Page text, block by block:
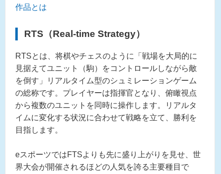
作品とは
RTS（Real-time Strategy）
RTSとは、将棋やチェスのように「戦場を大局的に
見据えてユニット（駒）をコントロールしながら敵
を倒す」リアルタイム型のシュミレーションゲーム
の総称です。プレイヤーは指揮官となり、俯瞰視点
から複数のユニットを同時に操作します。リアルタ
イムに変化する状況に合わせて戦略を立て、勝利を
目指します。
eスポーツではFTSよりも先に盛り上がりを見せ、世
界大会が開催されるほどの人気を誇る主要種目で